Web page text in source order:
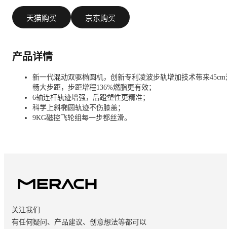
天猫购买 京东购买
产品详情
新一代混动双驱椭圆机，创新专利凌波步轨增加技术带来45cm
畅大步距，步距增程136%燃脂更有效；
6轴连杆轨迹增强，后蹬塑性更精准；
科学上斜椭圆轨迹不伤膝盖；
9KG磁控飞轮组每一步都丝滑。
关注我们
有任何疑问、产品建议、创意想法等都可以